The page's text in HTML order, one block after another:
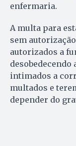
enfermaria.
A multa para
sem autorização
autorizados a
intimados a
multados e
depender do